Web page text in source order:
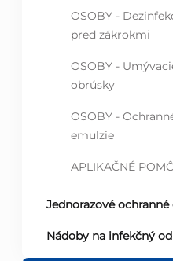
OSOBY -
pred zákrokmi
OSOBY -
obrúsky
OSOBY -
emulzie
APLIKAČNÉ
Jednorazové ochranné
Nádoby na infekčný